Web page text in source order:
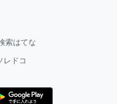
索はてな
レドコ